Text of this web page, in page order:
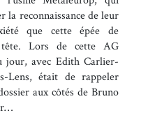
la reconnaissance de leur
que cette épée de
Lors de cette AG
jour, avec Edith Carlier-
Lens, était de rappeler
aux côtés de Bruno